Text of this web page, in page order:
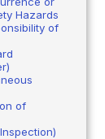
Hazards
of
of